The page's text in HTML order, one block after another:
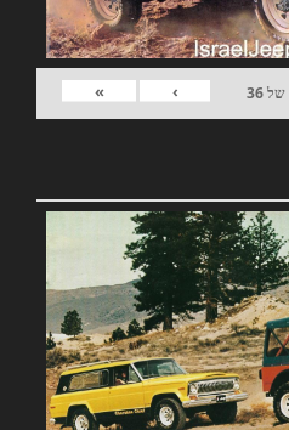
של36
›
»